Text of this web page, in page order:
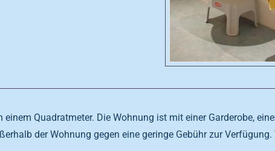
Quadratmeter. Die Wohnung ist mit einer Garderobe,
der Wohnung gegen eine geringe Gebühr zur